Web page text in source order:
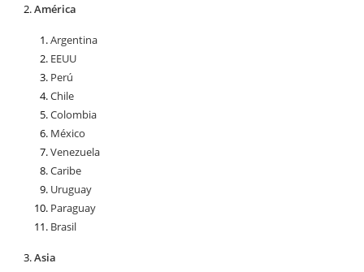
América
Argentina
EEUU
Perú
Chile
Colombia
México
Venezuela
Caribe
Uruguay
Paraguay
Brasil
Asia